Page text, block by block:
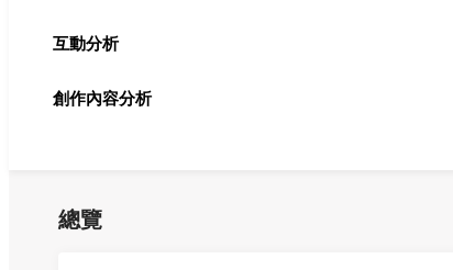
互動分析
創作內容分析
總覽